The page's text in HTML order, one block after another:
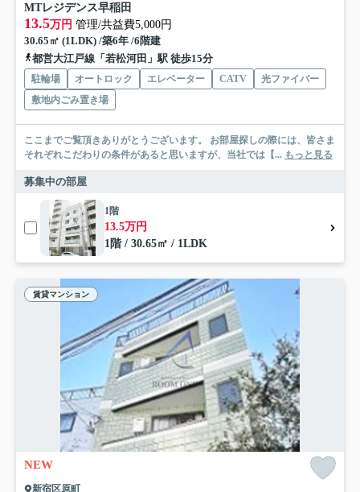
MTレジデンス早稲田
13.5万円 管理/共益費5,000円
30.65㎡ (1LDK) /築6年 /6階建
都営大江戸線「若松河田」駅 徒歩15分
駐輪場 オートロック エレベーター CATV
光ファイバー
敷地内ごみ置き場
ここまでご覧頂きありがとうございます。 お部屋探しの際には、皆さま
それぞれこだわりの条件があると思いますが、当社では【... もっと見る
募集中の部屋
1階
13.5万円
1階 / 30.65㎡ / 1LDK
賃貸マンション
NEW
新宿区原町